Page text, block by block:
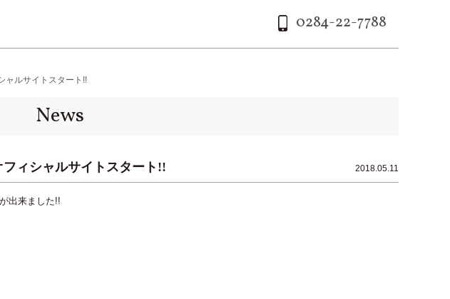
0284-22-7788
ャルサイトスタート!!
News
ィシャルサイトスタート!! 2018.05.11
出来ました!!